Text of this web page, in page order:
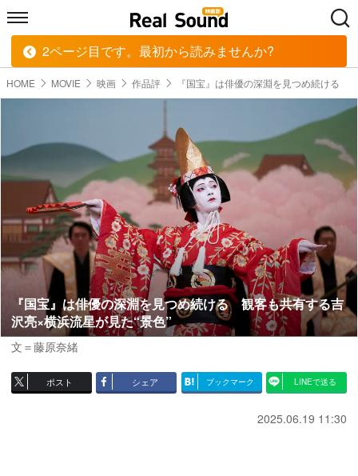
HOME MUSIC MOVIE TECH
HOME MOVIE 映画 作品評 『国宝』は俳優の深淵を見つめ続ける
『国宝』は俳優の深淵を見つめ続ける 観客も共有する吉
沢亮×横浜流星が見た“景色”
文＝藤原奈緒
ポスト シェア ブックマーク LINEで送る
2025.06.19 11:30
2ページ目です。最初から読みませんか?